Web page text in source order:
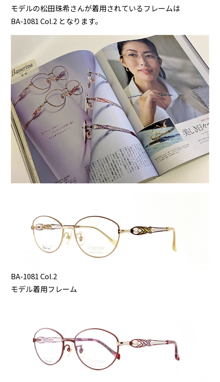
モデルの松田珠希さんが着用されているフレームは
BA-1081 Col.2 となります。
BA-1081 Col.2
モデル着用フレーム